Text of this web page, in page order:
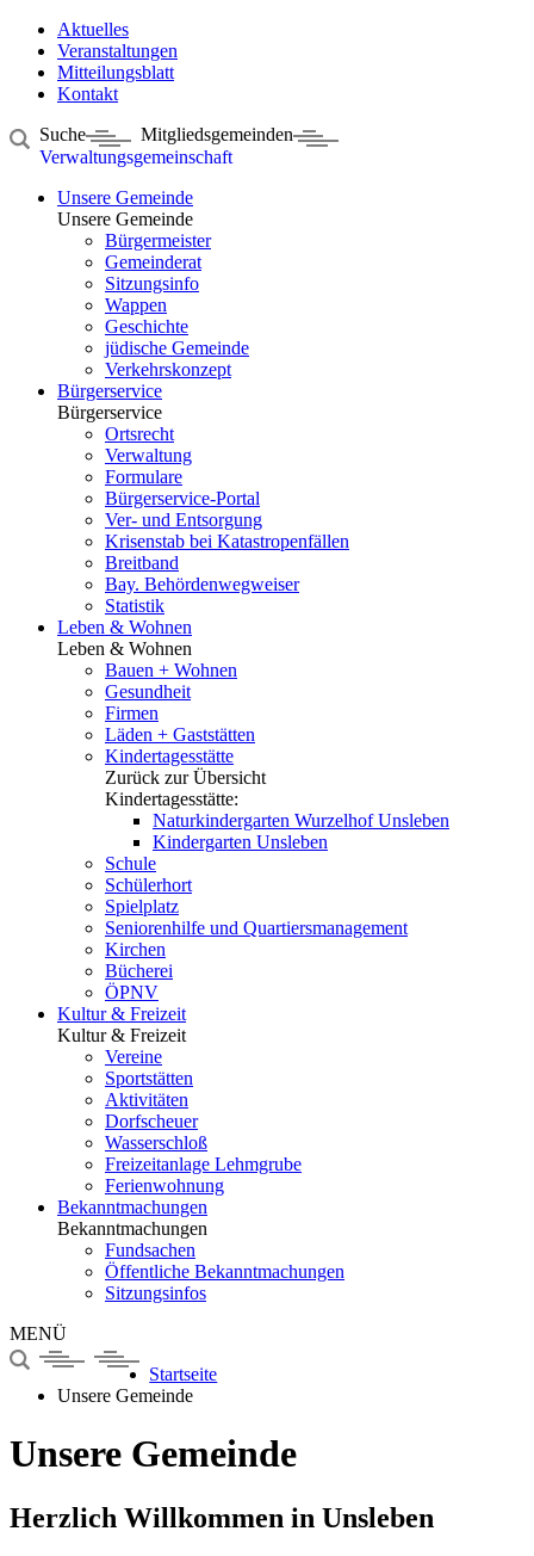
Aktuelles
Veranstaltungen
Mitteilungsblatt
Kontakt
Suche
Mitgliedsgemeinden
Verwaltungsgemeinschaft
Unsere Gemeinde
Unsere Gemeinde
Bürgermeister
Gemeinderat
Sitzungsinfo
Wappen
Geschichte
jüdische Gemeinde
Verkehrskonzept
Bürgerservice
Bürgerservice
Ortsrecht
Verwaltung
Formulare
Bürgerservice-Portal
Ver- und Entsorgung
Krisenstab bei Katastropenfällen
Breitband
Bay. Behördenwegweiser
Statistik
Leben & Wohnen
Leben & Wohnen
Bauen + Wohnen
Gesundheit
Firmen
Läden + Gaststätten
Kindertagesstätte
Zurück zur Übersicht
Kindertagesstätte:
Naturkindergarten Wurzelhof Unsleben
Kindergarten Unsleben
Schule
Schülerhort
Spielplatz
Seniorenhilfe und Quartiersmanagement
Kirchen
Bücherei
ÖPNV
Kultur & Freizeit
Kultur & Freizeit
Vereine
Sportstätten
Aktivitäten
Dorfscheuer
Wasserschloß
Freizeitanlage Lehmgrube
Ferienwohnung
Bekanntmachungen
Bekanntmachungen
Fundsachen
Öffentliche Bekanntmachungen
Sitzungsinfos
MENÜ
Startseite
Unsere Gemeinde
Unsere Gemeinde
Herzlich Willkommen in Unsleben